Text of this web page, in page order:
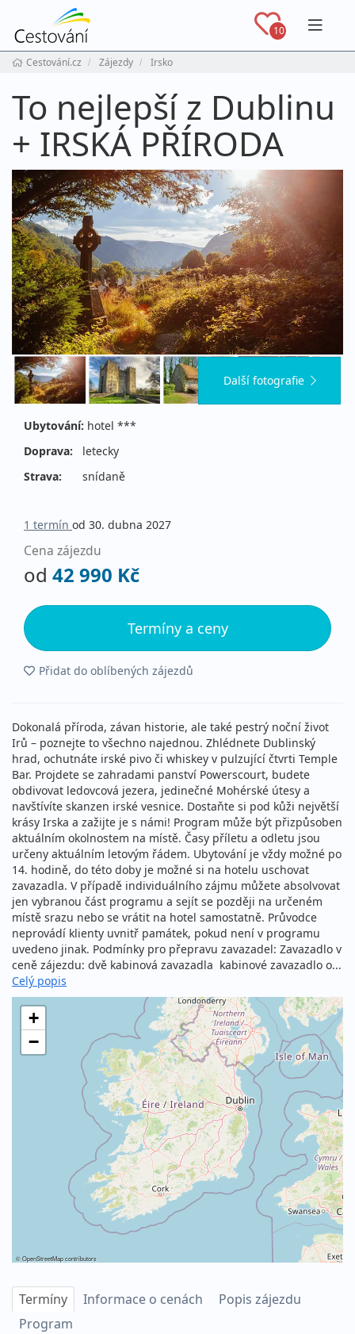
10
Cestování.cz Zájezdy Irsko
To nejlepší z Dublinu
+ IRSKÁ PŘÍRODA
Další fotografie
Ubytování: hotel ***
Doprava:
letecky
Strava:
snídaně
1 termín od 30. dubna 2027
Cena zájezdu
od 42 990 Kč
Termíny a ceny
Přidat do oblíbených zájezdů
Dokonalá příroda, závan historie, ale také pestrý noční život
Irů – poznejte to všechno najednou. Zhlédnete Dublinský
hrad, ochutnáte irské pivo či whiskey v pulzující čtvrti Temple
Bar. Projdete se zahradami panství Powerscourt, budete
obdivovat ledovcová jezera, jedinečné Mohérské útesy a
navštívíte skanzen irské vesnice. Dostaňte si pod kůži největší
krásy Irska a zažijte je s námi! Program může být přizpůsoben
aktuálním okolnostem na místě. Časy příletu a odletu jsou
určeny aktuálním letovým řádem. Ubytování je vždy možné po
14. hodině, do této doby je možné si na hotelu uschovat
zavazadla. V případě individuálního zájmu můžete absolvovat
jen vybranou část programu a sejít se později na určeném
místě srazu nebo se vrátit na hotel samostatně. Průvodce
neprovádí klienty uvnitř památek, pokud není v programu
uvedeno jinak. Podmínky pro přepravu zavazadel: Zavazadlo v
ceně zájezdu: dvě kabinová zavazadla kabinové zavazadlo o...
Celý popis
+
−
©OpenStreetMapcontributors
Termíny Informace o cenách
Popis zájezdu
Program